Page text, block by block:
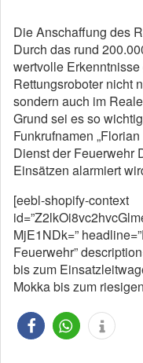
Die Anschaffung des
Durch das rund
wertvolle
Rettungsroboter nicht
sondern auch im
Grund sei es so
Funkrufnamen
Dienst der Feuerwehr
Einsätzen alarmiert
[eebl-shopify-context
MjE1NDk=”
Feuerwehr”
bis zum
Mokka bis zum